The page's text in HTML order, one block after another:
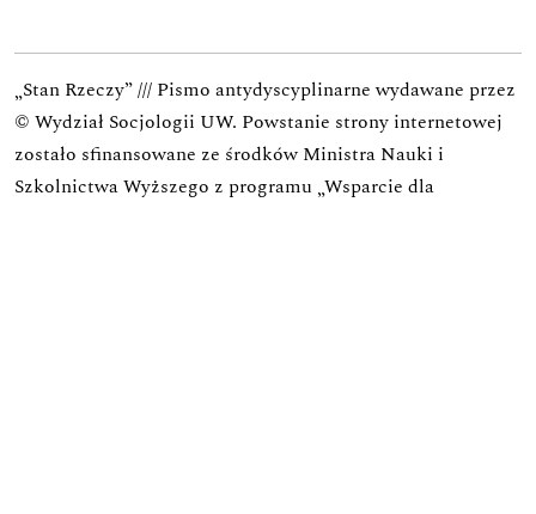
„Stan Rzeczy” /// Pismo antydyscyplinarne wydawane przez
© Wydział Socjologii UW. Powstanie strony internetowej
zostało sfinansowane ze środków Ministra Nauki i
Szkolnictwa Wyższego z programu „Wsparcie dla